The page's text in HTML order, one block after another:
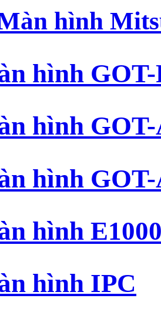
hình
hình GOT-
hình
hình
hình
hình IPC